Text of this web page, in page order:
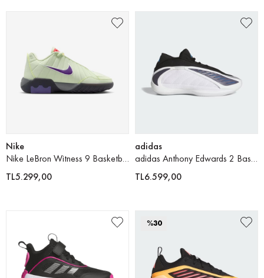
Nike
Nike LeBron Witness 9 Basketbol Ayakkabısı
TL5.299,00
adidas
adidas Anthony Edwards 2 Basketbol Ayakkabısı
TL6.599,00
%30